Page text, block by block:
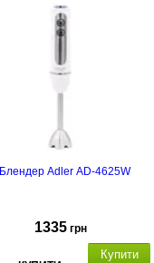
Комплектація:
стакан: 700 мл,
нержавіючої сталі, в
нержавіючої сталі,
молока.
Блендер Adler AD-4625W
1335 грн
Купити